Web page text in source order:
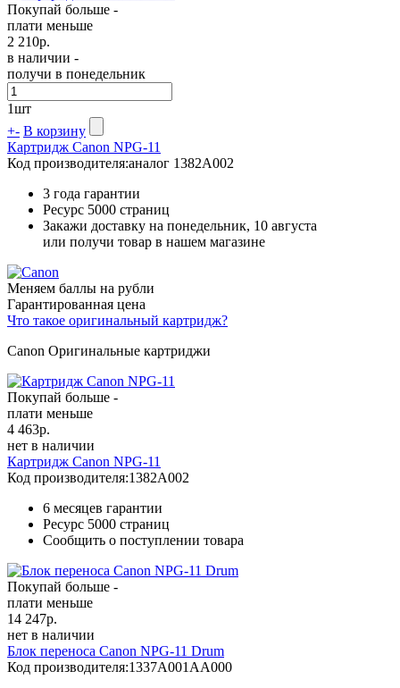
Покупай больше -
плати меньше
2 210р.
в наличии -
получи в понедельник
1шт
+- В корзину
Картридж Canon NPG-11
Код производителя:аналог 1382A002
3 года гарантии
Ресурс 5000 страниц
Закажи доставку на понедельник, 10 августа
или получи товар в нашем магазине
Меняем баллы на рубли
Гарантированная цена
Что такое оригинальный картридж?
Canon Оригинальные картриджи
Покупай больше -
плати меньше
4 463р.
нет в наличии
Картридж Canon NPG-11
Код производителя:1382A002
6 месяцев гарантии
Ресурс 5000 страниц
Сообщить о поступлении товара
Покупай больше -
плати меньше
14 247р.
нет в наличии
Блок переноса Canon NPG-11 Drum
Код производителя:1337A001AA000